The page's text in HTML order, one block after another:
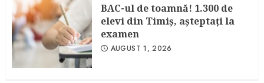
BAC-ul de toamnă! 1.300 de
elevi din Timiş, aşteptaţi la
examen
AUGUST 1, 2026